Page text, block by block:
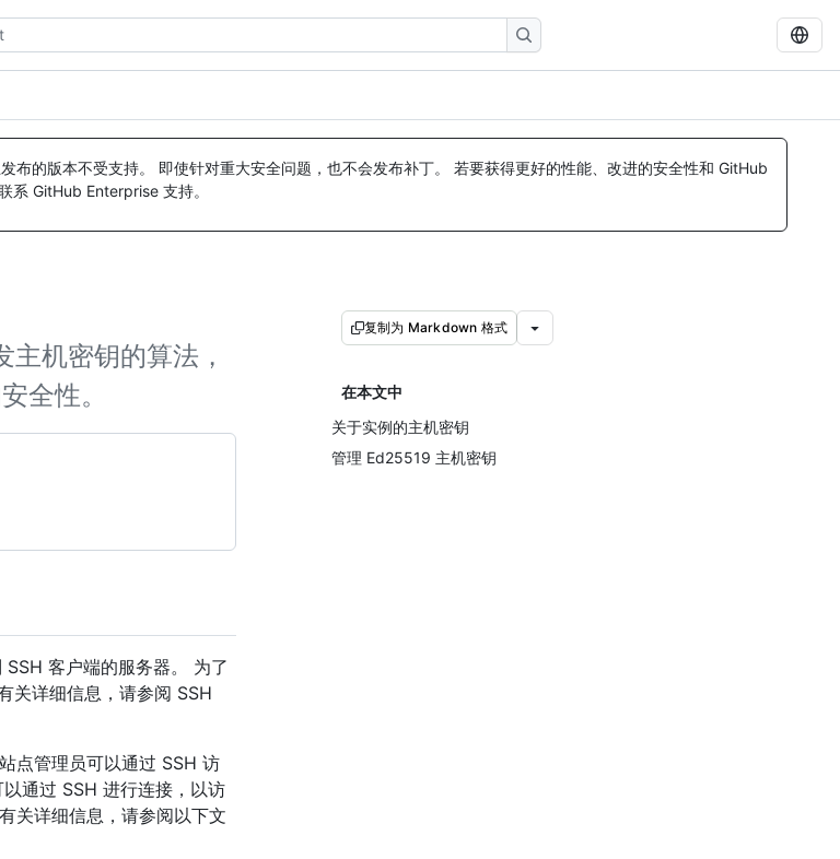
布的版本不受支持。 即使针对重大安全问题，也不会发布补丁。 若要获得更好的性能、改进的安全性和 GitHub
系 GitHub Enterprise 支持。
机密钥的算法，
全性。
复制为 Markdown 格式
在本文中
关于实例的主机密钥
管理 Ed25519 主机密钥
客户端的服务器。 为了
关详细信息，请参阅 SSH
点管理员可以通过 SSH 访
通过 SSH 进行连接，以访
关详细信息，请参阅以下文